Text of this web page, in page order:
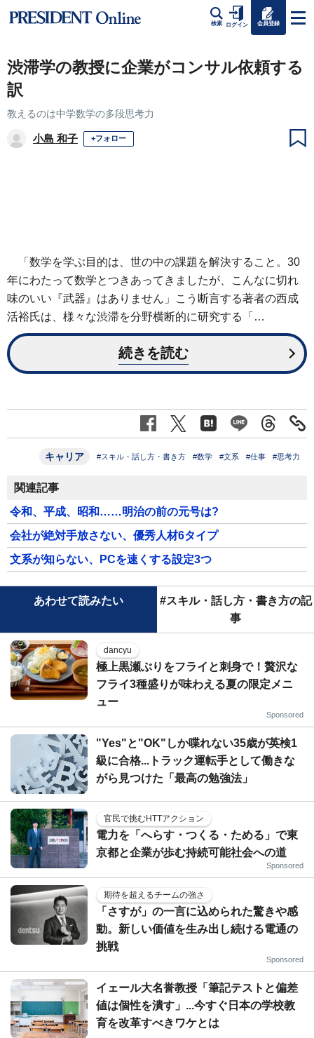
検索 ログイン 会員登録
渋滞学の教授に企業がコンサル依頼する
訳
教えるのは中学数学の多段思考力
小島 和子 +フォロー
「数学を学ぶ目的は、世の中の課題を解決すること。30
年にわたって数学とつきあってきましたが、こんなに切れ
味のいい『武器』はありません」こう断言する著者の西成
活裕氏は、様々な渋滞を分野横断的に研究する「…
続きを読む
キャリア #スキル・話し方・書き方 #数学 #文系 #仕事 #思考力
関連記事
令和、平成、昭和……明治の前の元号は?
会社が絶対手放さない、優秀人材6タイプ
文系が知らない、PCを速くする設定3つ
あわせて読みたい
#スキル・話し方・書き方の記
事
dancyu
極上黒瀬ぶりをフライと刺身で！贅沢な
フライ3種盛りが味わえる夏の限定メニ
ュー
Sponsored
"Yes"と"OK"しか喋れない35歳が英検1
級に合格...トラック運転手として働きな
がら見つけた「最高の勉強法」
官民で挑むHTTアクション
電力を「へらす・つくる・ためる」で東
京都と企業が歩む持続可能社会への道
Sponsored
期待を超えるチームの強さ
「さすが」の一言に込められた驚きや感
動。新しい価値を生み出し続ける電通の
挑戦
Sponsored
イェール大名誉教授「筆記テストと偏差
値は個性を潰す」...今すぐ日本の学校教
育を改革すべきワケとは